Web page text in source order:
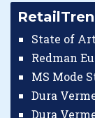
State of
Redman
MS Mode
Dura
Dura